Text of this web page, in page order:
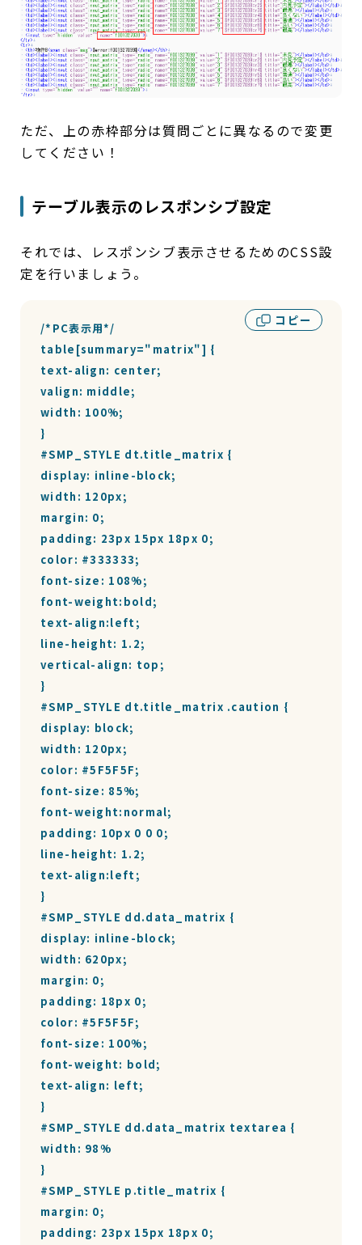
ただ、上の赤枠部分は質問ごとに異なるので変更
してください！
テーブル表示のレスポンシブ設定
それでは、レスポンシブ表示させるためのCSS設
定を行いましょう。
コピー
/*PC表示用*/
table[summary="matrix"] {
text-align: center;
valign: middle;
width: 100%;
}
#SMP_STYLE dt.title_matrix {
display: inline-block;
width: 120px;
margin: 0;
padding: 23px 15px 18px 0;
color: #333333;
font-size: 108%;
font-weight:bold;
text-align:left;
line-height: 1.2;
vertical-align: top;
}
#SMP_STYLE dt.title_matrix .caution {
display: block;
width: 120px;
color: #5F5F5F;
font-size: 85%;
font-weight:normal;
padding: 10px 0 0 0;
line-height: 1.2;
text-align:left;
}
#SMP_STYLE dd.data_matrix {
display: inline-block;
width: 620px;
margin: 0;
padding: 18px 0;
color: #5F5F5F;
font-size: 100%;
font-weight: bold;
text-align: left;
}
#SMP_STYLE dd.data_matrix textarea {
width: 98%
}
#SMP_STYLE p.title_matrix {
margin: 0;
padding: 23px 15px 18px 0;